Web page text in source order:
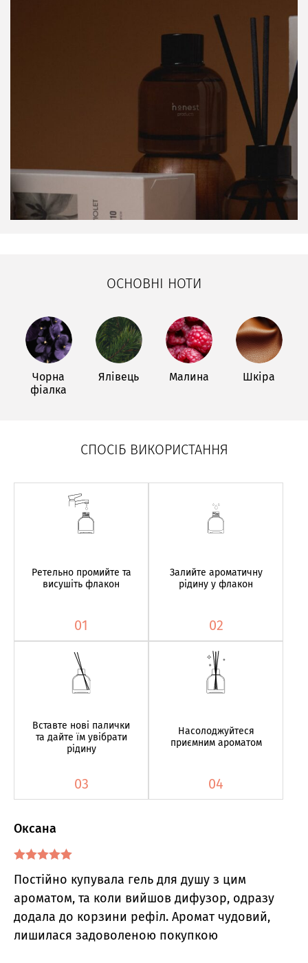
ОСНОВНІ НОТИ
Чорна
фіалка
Ялівець Малина Шкіра
СПОСІБ ВИКОРИСТАННЯ
Ретельно промийте та
висушіть флакон
01
Залийте ароматичну
рідину у флакон
02
Вставте нові палички
та дайте їм увібрати
рідину
03
Насолоджуйтеся
приємним ароматом
04
з 5
Оксана
Постійно купувала гель для душу з цим
ароматом, та коли вийшов дифузор, одразу
додала до корзини рефіл. Аромат чудовий,
лишилася задоволеною покупкою